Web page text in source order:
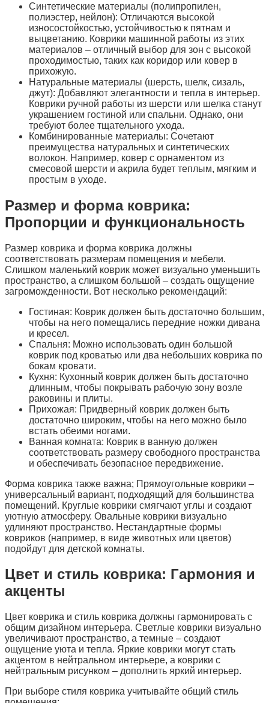
Синтетические материалы (полипропилен,
полиэстер, нейлон): Отличаются высокой
износостойкостью, устойчивостью к пятнам и
выцветанию. Коврики машинной работы из этих
материалов – отличный выбор для зон с высокой
проходимостью, таких как коридор или ковер в
прихожую.
Натуральные материалы (шерсть, шелк, сизаль,
джут): Добавляют элегантности и тепла в интерьер.
Коврики ручной работы из шерсти или шелка станут
украшением гостиной или спальни. Однако, они
требуют более тщательного ухода.
Комбинированные материалы: Сочетают
преимущества натуральных и синтетических
волокон. Например, ковер с орнаментом из
смесовой шерсти и акрила будет теплым, мягким и
простым в уходе.
Размер и форма коврика:
Пропорции и функциональность
Размер коврика и форма коврика должны
соответствовать размерам помещения и мебели.
Слишком маленький коврик может визуально уменьшить
пространство, а слишком большой – создать ощущение
загроможденности. Вот несколько рекомендаций:
Гостиная: Коврик должен быть достаточно большим,
чтобы на него помещались передние ножки дивана
и кресел.
Спальня: Можно использовать один большой
коврик под кроватью или два небольших коврика по
бокам кровати.
Кухня: Кухонный коврик должен быть достаточно
длинным, чтобы покрывать рабочую зону возле
раковины и плиты.
Прихожая: Придверный коврик должен быть
достаточно широким, чтобы на него можно было
встать обеими ногами.
Ванная комната: Коврик в ванную должен
соответствовать размеру свободного пространства
и обеспечивать безопасное передвижение.
Форма коврика также важна; Прямоугольные коврики –
универсальный вариант, подходящий для большинства
помещений. Круглые коврики смягчают углы и создают
уютную атмосферу. Овальные коврики визуально
удлиняют пространство. Нестандартные формы
ковриков (например, в виде животных или цветов)
подойдут для детской комнаты.
Цвет и стиль коврика: Гармония и
акценты
Цвет коврика и стиль коврика должны гармонировать с
общим дизайном интерьера. Светлые коврики визуально
увеличивают пространство, а темные – создают
ощущение уюта и тепла. Яркие коврики могут стать
акцентом в нейтральном интерьере, а коврики с
нейтральным рисунком – дополнить яркий интерьер.
При выборе стиля коврика учитывайте общий стиль